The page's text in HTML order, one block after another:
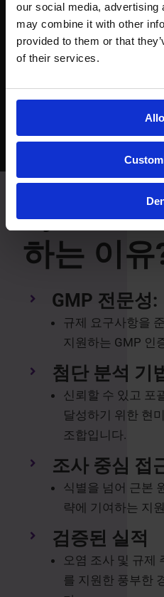
our social media, advertising
may combine it with other
provided to them or that
of their services.
Kymos를
하는 이유
GMP 전문성:
규제 요구사항을
지원하는 GMP 인
첨단 분석 기
신뢰할 수 있고 포
달성하기 위한 현
조합입니다.
조사 중심 접
식별을 넘어 근본
략에 기여하는 지
검증된 실적
오염 조사 및 규제
를 지원한 풍부한